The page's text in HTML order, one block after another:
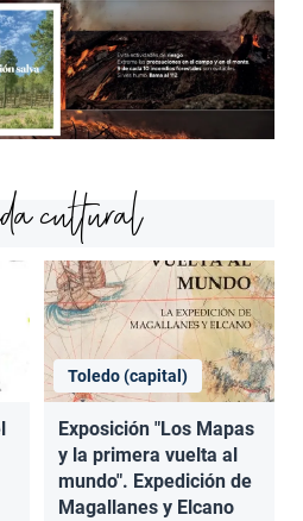
cultural
Toledo (capital)
Exposición "Los Mapas
y la primera vuelta al
mundo". Expedición de
Magallanes y Elcano